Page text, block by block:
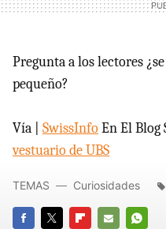
Pregunta a los lectores
pequeño?
Vía | SwissInfoEn El Blog
vestuario de UBS
TEMAS Curiosidades